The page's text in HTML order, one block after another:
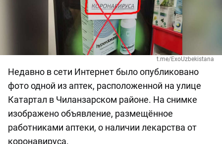
t.me/ExoUzbekistana
Недавно в сети Интернет было опубликовано
фото одной из аптек, расположенной на улице
Катартал в Чиланзарском районе. На снимке
изображено объявление, размещённое
работниками аптеки, о наличии лекарства от
коронавируса.